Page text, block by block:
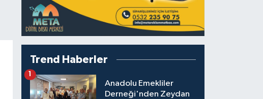
Trend Haberler
Anadolu Emekliler
Derneği'nden Zeydan
1